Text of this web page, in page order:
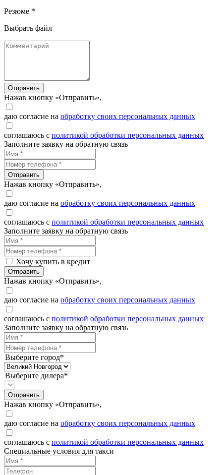
Резюме *
Выбрать файл
Отправить
Нажав кнопку «Отправить»,
даю согласие на обработку своих персональных данных
соглашаюсь с политикой обработки персональных данных
Заполните заявку на обратную связь
Отправить
Нажав кнопку «Отправить»,
даю согласие на обработку своих персональных данных
соглашаюсь с политикой обработки персональных данных
Заполните заявку на обратную связь
Хочу купить в кредит
Отправить
Нажав кнопку «Отправить»,
даю согласие на обработку своих персональных данных
соглашаюсь с политикой обработки персональных данных
Заполните заявку на обратную связь
Выберите город*
Выберите дилера*
Отправить
Нажав кнопку «Отправить»,
даю согласие на обработку своих персональных данных
соглашаюсь с политикой обработки персональных данных
Специальные условия для такси